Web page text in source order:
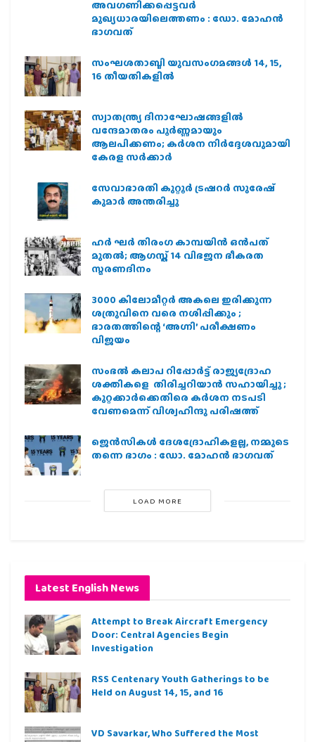
അവഗണിക്കപ്പെട്ടവര്‍
മുഖ്യധാരയിലെത്തണം : ഡോ. മോഹന്‍
ഭാഗവത്
സംഘശതാബ്ദി യുവസംഗമങ്ങള്‍ 14, 15,
16 തീയതികളില്‍
സ്വാതന്ത്ര്യ ദിനാഘോഷങ്ങളിൽ
വന്ദേമാതരം പൂർണ്ണമായും
ആലപിക്കണം; കർശന നിർദ്ദേശവുമായി
കേരള സർക്കാർ
സേവാഭാരതി കുറ്റൂർ ട്രഷറർ സുരേഷ്
കുമാർ അന്തരിച്ചു
ഹര്‍ ഘര്‍ തിരംഗ കാമ്പയിന്‍ ഒന്‍പത്
മുതല്‍; ആഗസ്ത് 14 വിഭജന ഭീകരത
സ്മരണദിനം
3000 കിലോമീറ്റർ അകലെ ഇരിക്കുന്ന
ശത്രുവിനെ വരെ നശിപ്പിക്കും ;
ഭാരതത്തിന്റെ ‘അഗ്നി’ പരീക്ഷണം
വിജയം
സംഭൽ കലാപ റിപ്പോർട്ട് രാജ്യദ്രോഹ
ശക്തികളെ തിരിച്ചറിയാൻ സഹായിച്ചു ;
കുറ്റക്കാർക്കെതിരെ കർശന നടപടി
വേണമെന്ന് വിശ്വഹിന്ദു പരിഷത്ത്
ജെന്‍സികള്‍ ദേശദ്രോഹികളല്ല, നമ്മുടെ
തന്നെ ഭാഗം : ഡോ. മോഹന്‍ ഭാഗവത്
LOAD MORE
Latest English News
Attempt to Break Aircraft Emergency
Door: Central Agencies Begin
Investigation
RSS Centenary Youth Gatherings to be
Held on August 14, 15, and 16
VD Savarkar, Who Suffered the Most